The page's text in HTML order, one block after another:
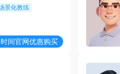
景化教练
间官网优惠购买